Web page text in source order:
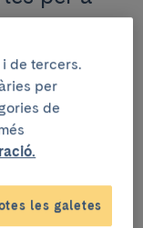
Portes
als futurs
de tercers.
per
de
les galetes